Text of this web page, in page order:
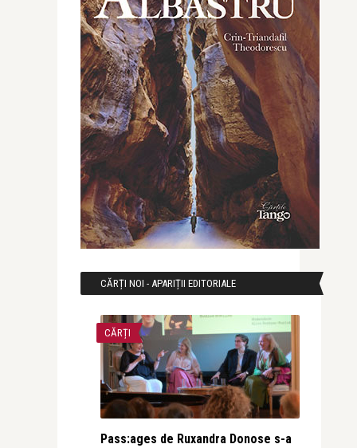
CĂRȚI NOI - APARIȚII EDITORIALE
CĂRȚI
Pass:ages de Ruxandra Donose s-a